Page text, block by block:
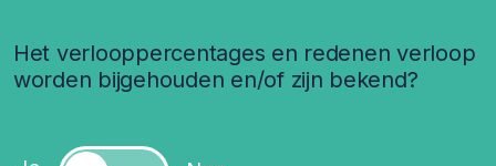
Het verlooppercentages en redenen verloop
worden bijgehouden en/of zijn bekend?